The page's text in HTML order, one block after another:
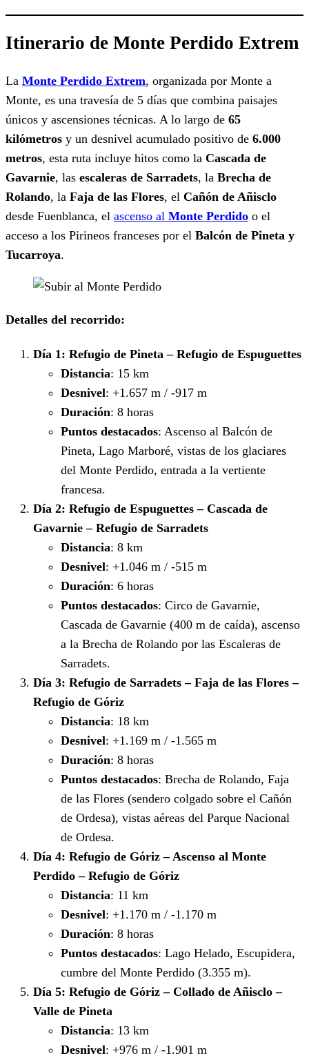
Itinerario de Monte Perdido Extrem
La Monte Perdido Extrem, organizada por Monte a
Monte, es una travesía de 5 días que combina paisajes
únicos y ascensiones técnicas. A lo largo de 65
kilómetros y un desnivel acumulado positivo de 6.000
metros, esta ruta incluye hitos como la Cascada de
Gavarnie, las escaleras de Sarradets, la Brecha de
Rolando, la Faja de las Flores, el Cañón de Añisclo
desde Fuenblanca, el ascenso al Monte Perdido o el
acceso a los Pirineos franceses por el Balcón de Pineta y
Tucarroya.
Detalles del recorrido:
Día 1: Refugio de Pineta – Refugio de Espuguettes
Distancia: 15 km
Desnivel: +1.657 m / -917 m
Duración: 8 horas
Puntos destacados: Ascenso al Balcón de
Pineta, Lago Marboré, vistas de los glaciares
del Monte Perdido, entrada a la vertiente
francesa.
Día 2: Refugio de Espuguettes – Cascada de
Gavarnie – Refugio de Sarradets
Distancia: 8 km
Desnivel: +1.046 m / -515 m
Duración: 6 horas
Puntos destacados: Circo de Gavarnie,
Cascada de Gavarnie (400 m de caída), ascenso
a la Brecha de Rolando por las Escaleras de
Sarradets.
Día 3: Refugio de Sarradets – Faja de las Flores –
Refugio de Góriz
Distancia: 18 km
Desnivel: +1.169 m / -1.565 m
Duración: 8 horas
Puntos destacados: Brecha de Rolando, Faja
de las Flores (sendero colgado sobre el Cañón
de Ordesa), vistas aéreas del Parque Nacional
de Ordesa.
Día 4: Refugio de Góriz – Ascenso al Monte
Perdido – Refugio de Góriz
Distancia: 11 km
Desnivel: +1.170 m / -1.170 m
Duración: 8 horas
Puntos destacados: Lago Helado, Escupidera,
cumbre del Monte Perdido (3.355 m).
Día 5: Refugio de Góriz – Collado de Añisclo –
Valle de Pineta
Distancia: 13 km
Desnivel: +976 m / -1.901 m